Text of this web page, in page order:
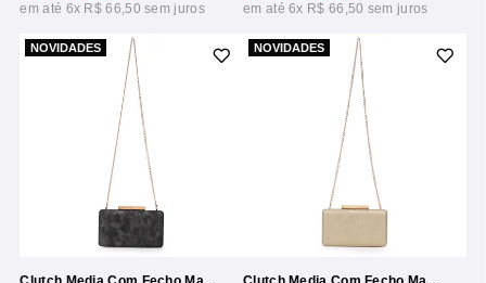
6x R$ 66,50 6x R$ 66,50
NOVIDADES NOVIDADES